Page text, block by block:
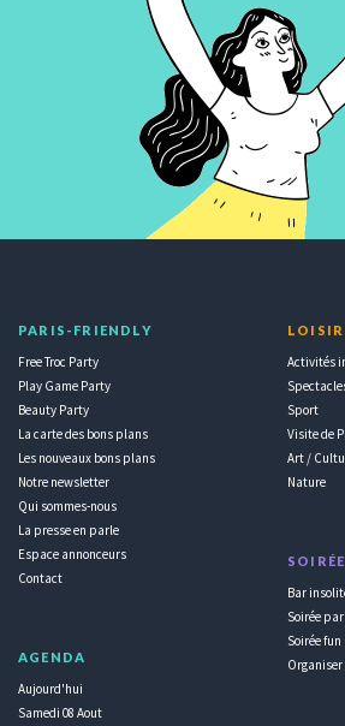
PARIS-FRIENDLY
Free Troc Party
Play Game Party
Beauty Party
La carte des bons plans
Les nouveaux bons plans
Notre newsletter
Qui sommes-nous
La presse en parle
Espace annonceurs
Contact
AGENDA
Aujourd'hui
Samedi 08 Aout
Activités
Sport
Visite de
Art /
Nature
Bar
Soirée
Soirée fun